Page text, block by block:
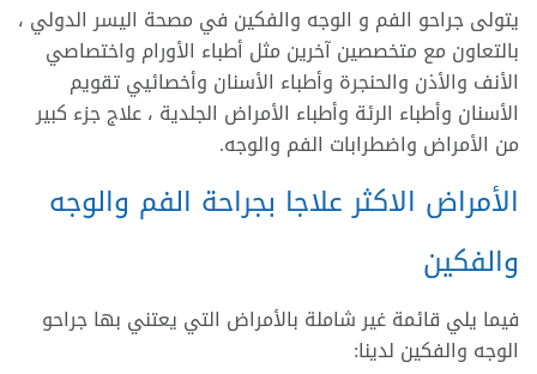
يتولى جراحو الفم و الوجه والفكين في مصحة اليسر الدولي ،
بالتعاون مع متخصصين آخرين مثل أطباء الأورام واختصاصي
الأنف والأذن والحنجرة وأطباء الأسنان وأخصائيي تقويم
الأسنان وأطباء الرئة وأطباء الأمراض الجلدية ، علاج جزء كبير
من الأمراض واضطرابات الفم والوجه.
الأمراض الاكثر علاجا بجراحة الفم والوجه
والفكين
فيما يلي قائمة غير شاملة بالأمراض التي يعتني بها جراحو
الوجه والفكين لدينا: